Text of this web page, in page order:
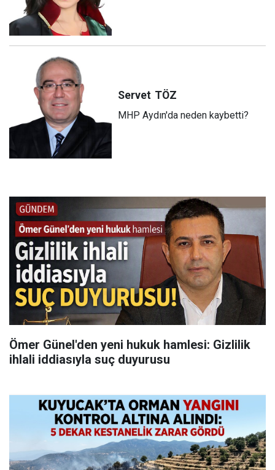
Servet TÖZ
MHP Aydın'da neden kaybetti?
Ömer Günel'den yeni hukuk hamlesi: Gizlilik
ihlali iddiasıyla suç duyurusu